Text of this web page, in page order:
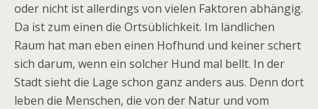
oder nicht ist allerdings von vielen Faktoren abhängig.
Da ist zum einen die Ortsüblichkeit. Im ländlichen
Raum hat man eben einen Hofhund und keiner schert
sich darum, wenn ein solcher Hund mal bellt. In der
Stadt sieht die Lage schon ganz anders aus. Denn dort
leben die Menschen, die von der Natur und vom